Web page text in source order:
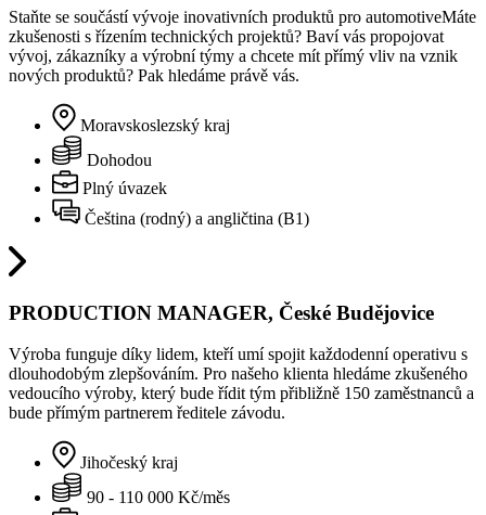
Staňte se součástí vývoje inovativních produktů pro automotiveMáte
zkušenosti s řízením technických projektů? Baví vás propojovat
vývoj, zákazníky a výrobní týmy a chcete mít přímý vliv na vznik
nových produktů? Pak hledáme právě vás.
Moravskoslezský kraj
Dohodou
Plný úvazek
Čeština (rodný) a angličtina (B1)
PRODUCTION MANAGER, České Budějovice
Výroba funguje díky lidem, kteří umí spojit každodenní operativu s
dlouhodobým zlepšováním. Pro našeho klienta hledáme zkušeného
vedoucího výroby, který bude řídit tým přibližně 150 zaměstnanců a
bude přímým partnerem ředitele závodu.
Jihočeský kraj
90 - 110 000 Kč/měs